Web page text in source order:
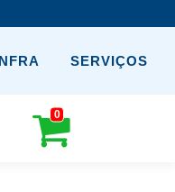
SERVIÇOS
0